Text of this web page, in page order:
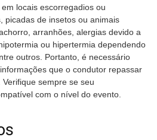
locais escorregadios ou
picadas de insetos ou animais
arranhões, alergias devido a
ou hipertermia dependendo
outros. Portanto, é necessário
que o condutor repassar
sempre se seu
com o nível do evento.